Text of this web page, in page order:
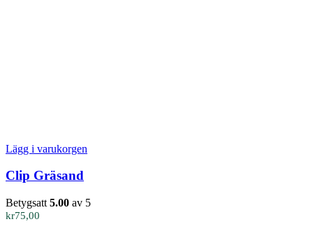
Lägg i varukorgen
Clip Gräsand
Betygsatt 5.00 av 5
kr75,00